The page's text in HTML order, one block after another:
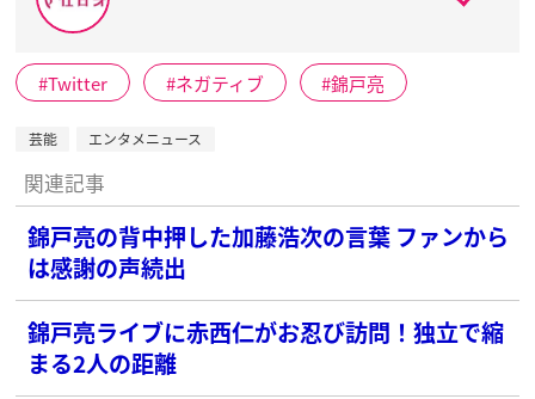
Twitter ネガティブ 錦戸亮
芸能 エンタメニュース
関連記事
錦戸亮の背中押した加藤浩次の言葉 ファンから
は感謝の声続出
錦戸亮ライブに赤西仁がお忍び訪問！独立で縮
まる2人の距離